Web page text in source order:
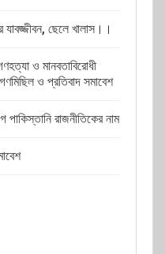
যাবজ্জীবন, ছেলে খালাস।।
ও মানবতাবিরোধী
ও প্রতিবাদ সমাবেশ
পাকিস্তানি রাজনীতিকের নাম